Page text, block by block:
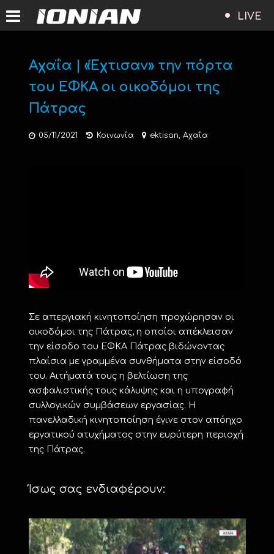
LIVE
Αχαΐα | «Έχτισαν» την πόρτα
του ΕΦΚΑ οι οικοδόμοι της
Πάτρας
05/11/2021 Κοινωνία ektisan, Αχαΐα
Σε απεργιακή κινητοποίηση προχώρησαν οι
οικοδόμοι της Πάτρας, η οποίοι απέκλεισαν
την είσοδο του ΕΦΚΑ Πάτρας βιδώνοντας
πλαίσια με γραμμένα συνθήματα στην είσοδό
του. Αιτήματά τους η βελτίωση της
ασφαλιστικής τους κάλυψης και η υπογραφή
συλλογικών συμβάσεων εργασίας. Η
πανελλαδική κινητοποίηση έγινε στον απόηχο
εργατικού ατυχήματος στην ευρύτερη περιοχή
της Πάτρας.
Ίσως σας ενδιαφέρουν: